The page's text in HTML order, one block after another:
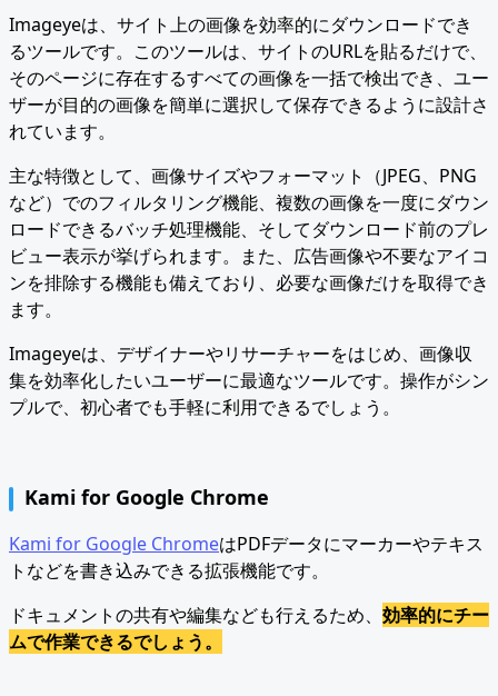
Imageyeは、サイト上の画像を効率的にダウンロードでき
るツールです。このツールは、サイトのURLを貼るだけで、
そのページに存在するすべての画像を一括で検出でき、ユー
ザーが目的の画像を簡単に選択して保存できるように設計さ
れています。
主な特徴として、画像サイズやフォーマット（JPEG、PNG
など）でのフィルタリング機能、複数の画像を一度にダウン
ロードできるバッチ処理機能、そしてダウンロード前のプレ
ビュー表示が挙げられます。また、広告画像や不要なアイコ
ンを排除する機能も備えており、必要な画像だけを取得でき
ます。
Imageyeは、デザイナーやリサーチャーをはじめ、画像収
集を効率化したいユーザーに最適なツールです。操作がシン
プルで、初心者でも手軽に利用できるでしょう。
Kami for Google Chrome
Kami for Google ChromeはPDFデータにマーカーやテキス
トなどを書き込みできる拡張機能です。
ドキュメントの共有や編集なども行えるため、 効率的にチー
ムで作業できるでしょう。